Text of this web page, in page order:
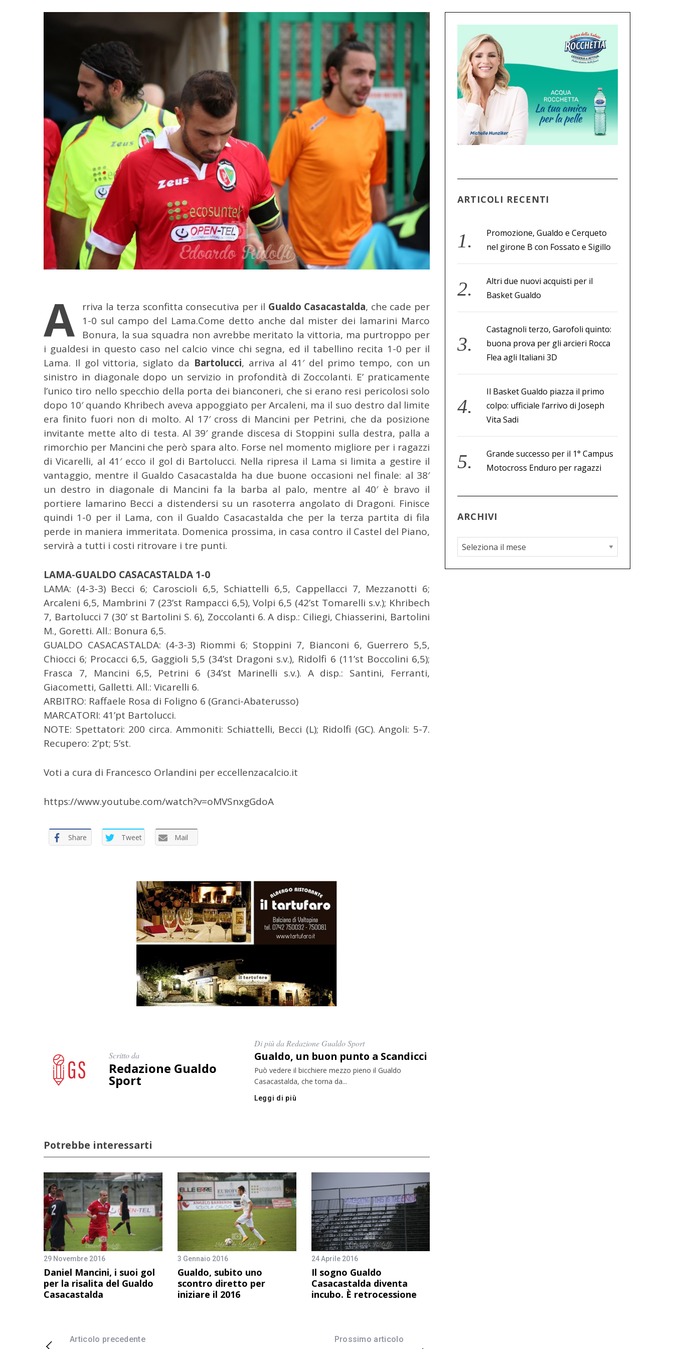
A rriva la terza sconfitta consecutiva per il Gualdo Casacastalda, che cade per
1-0 sul campo del Lama.Come detto anche dal mister dei lamarini Marco
Bonura, la sua squadra non avrebbe meritato la vittoria, ma purtroppo per
i gualdesi in questo caso nel calcio vince chi segna, ed il tabellino recita 1-0 per il
Lama. Il gol vittoria, siglato da Bartolucci, arriva al 41′ del primo tempo, con un
sinistro in diagonale dopo un servizio in profondità di Zoccolanti. E’ praticamente
l’unico tiro nello specchio della porta dei bianconeri, che si erano resi pericolosi solo
dopo 10′ quando Khribech aveva appoggiato per Arcaleni, ma il suo destro dal limite
era finito fuori non di molto. Al 17′ cross di Mancini per Petrini, che da posizione
invitante mette alto di testa. Al 39′ grande discesa di Stoppini sulla destra, palla a
rimorchio per Mancini che però spara alto. Forse nel momento migliore per i ragazzi
di Vicarelli, al 41′ ecco il gol di Bartolucci. Nella ripresa il Lama si limita a gestire il
vantaggio, mentre il Gualdo Casacastalda ha due buone occasioni nel finale: al 38′
un destro in diagonale di Mancini fa la barba al palo, mentre al 40′ è bravo il
portiere lamarino Becci a distendersi su un rasoterra angolato di Dragoni. Finisce
quindi 1-0 per il Lama, con il Gualdo Casacastalda che per la terza partita di fila
perde in maniera immeritata. Domenica prossima, in casa contro il Castel del Piano,
servirà a tutti i costi ritrovare i tre punti.
LAMA-GUALDO CASACASTALDA 1-0
LAMA: (4-3-3) Becci 6; Caroscioli 6,5, Schiattelli 6,5, Cappellacci 7, Mezzanotti 6;
Arcaleni 6,5, Mambrini 7 (23’st Rampacci 6,5), Volpi 6,5 (42’st Tomarelli s.v.); Khribech
7, Bartolucci 7 (30’ st Bartolini S. 6), Zoccolanti 6. A disp.: Ciliegi, Chiasserini, Bartolini
M., Goretti. All.: Bonura 6,5.
GUALDO CASACASTALDA: (4-3-3) Riommi 6; Stoppini 7, Bianconi 6, Guerrero 5,5,
Chiocci 6; Procacci 6,5, Gaggioli 5,5 (34’st Dragoni s.v.), Ridolfi 6 (11’st Boccolini 6,5);
Frasca 7, Mancini 6,5, Petrini 6 (34’st Marinelli s.v.). A disp.: Santini, Ferranti,
Giacometti, Galletti. All.: Vicarelli 6.
ARBITRO: Raffaele Rosa di Foligno 6 (Granci-Abaterusso)
MARCATORI: 41’pt Bartolucci.
NOTE: Spettatori: 200 circa. Ammoniti: Schiattelli, Becci (L); Ridolfi (GC). Angoli: 5-7.
Recupero: 2’pt; 5’st.
Voti a cura di Francesco Orlandini per eccellenzacalcio.it
https://www.youtube.com/watch?v=oMVSnxgGdoA
Share Tweet Mail
Scritto da
Redazione Gualdo
Sport
Di più da Redazione Gualdo Sport
Gualdo, un buon punto a Scandicci
Può vedere il bicchiere mezzo pieno il Gualdo
Casacastalda, che torna da...
Leggi di più
Potrebbe interessarti
29 Novembre 2016
Daniel Mancini, i suoi gol
per la risalita del Gualdo
Casacastalda
3 Gennaio 2016
Gualdo, subito uno
scontro diretto per
iniziare il 2016
24 Aprile 2016
Il sogno Gualdo
Casacastalda diventa
incubo. È retrocessione
Articolo precedente Prossimo articolo
ARTICOLI RECENTI
Promozione, Gualdo e Cerqueto
nel girone B con Fossato e Sigillo
Altri due nuovi acquisti per il
Basket Gualdo
Castagnoli terzo, Garofoli quinto:
buona prova per gli arcieri Rocca
Flea agli Italiani 3D
Il Basket Gualdo piazza il primo
colpo: ufficiale l’arrivo di Joseph
Vita Sadi
Grande successo per il 1° Campus
Motocross Enduro per ragazzi
ARCHIVI
A
r
c
C
e
r
c
p
e
: